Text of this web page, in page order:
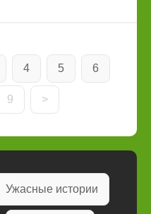
4 5 6
9 >
Ужасные истории